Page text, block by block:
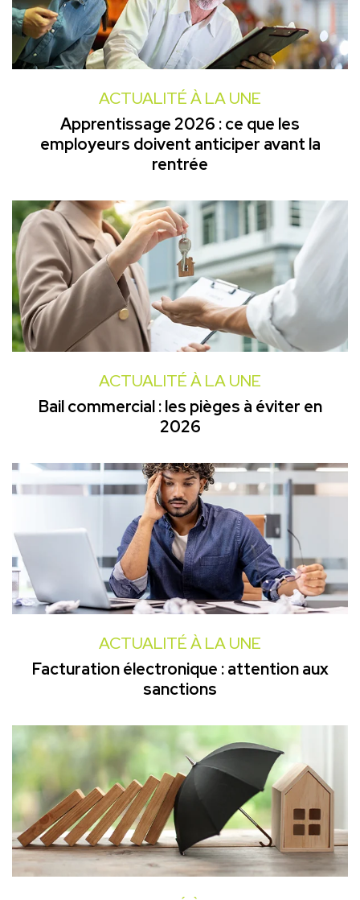
ACTUALITÉ À LA UNE
Apprentissage 2026 : ce que les
employeurs doivent anticiper avant la
rentrée
ACTUALITÉ À LA UNE
Bail commercial : les pièges à éviter en
2026
ACTUALITÉ À LA UNE
Facturation électronique : attention aux
sanctions